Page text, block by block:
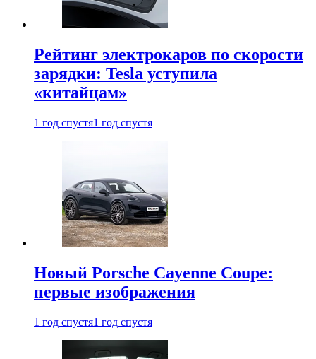
Рейтинг электрокаров по скорости
зарядки: Tesla уступила
«китайцам»
1 год спустя1 год спустя
Новый Porsche Cayenne Coupe:
первые изображения
1 год спустя1 год спустя